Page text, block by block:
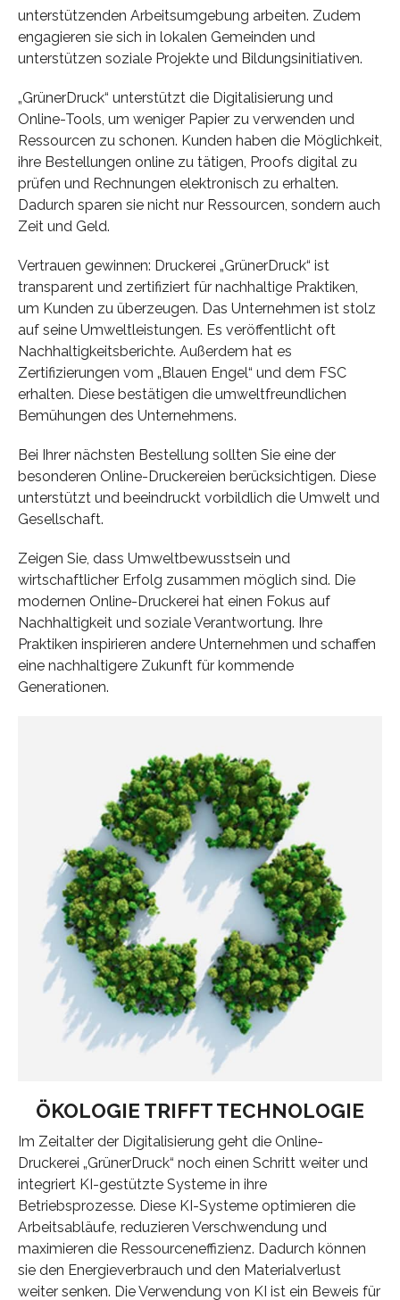
unterstützenden Arbeitsumgebung arbeiten. Zudem
engagieren sie sich in lokalen Gemeinden und
unterstützen soziale Projekte und Bildungsinitiativen.
„GrünerDruck“ unterstützt die Digitalisierung und
Online-Tools, um weniger Papier zu verwenden und
Ressourcen zu schonen. Kunden haben die Möglichkeit,
ihre Bestellungen online zu tätigen, Proofs digital zu
prüfen und Rechnungen elektronisch zu erhalten.
Dadurch sparen sie nicht nur Ressourcen, sondern auch
Zeit und Geld.
Vertrauen gewinnen: Druckerei „GrünerDruck“ ist
transparent und zertifiziert für nachhaltige Praktiken,
um Kunden zu überzeugen. Das Unternehmen ist stolz
auf seine Umweltleistungen. Es veröffentlicht oft
Nachhaltigkeitsberichte. Außerdem hat es
Zertifizierungen vom „Blauen Engel“ und dem FSC
erhalten. Diese bestätigen die umweltfreundlichen
Bemühungen des Unternehmens.
Bei Ihrer nächsten Bestellung sollten Sie eine der
besonderen Online-Druckereien berücksichtigen. Diese
unterstützt und beeindruckt vorbildlich die Umwelt und
Gesellschaft.
Zeigen Sie, dass Umweltbewusstsein und
wirtschaftlicher Erfolg zusammen möglich sind. Die
modernen Online-Druckerei hat einen Fokus auf
Nachhaltigkeit und soziale Verantwortung. Ihre
Praktiken inspirieren andere Unternehmen und schaffen
eine nachhaltigere Zukunft für kommende
Generationen.
ÖKOLOGIE TRIFFT TECHNOLOGIE
Im Zeitalter der Digitalisierung geht die Online-
Druckerei „GrünerDruck“ noch einen Schritt weiter und
integriert KI-gestützte Systeme in ihre
Betriebsprozesse. Diese KI-Systeme optimieren die
Arbeitsabläufe, reduzieren Verschwendung und
maximieren die Ressourceneffizienz. Dadurch können
sie den Energieverbrauch und den Materialverlust
weiter senken. Die Verwendung von KI ist ein Beweis für